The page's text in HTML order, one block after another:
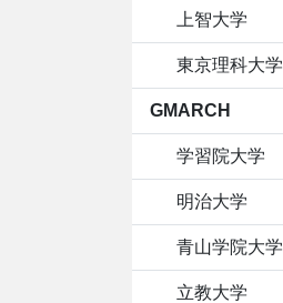
上智大学
東京理科大学
GMARCH
学習院大学
明治大学
青山学院大学
立教大学